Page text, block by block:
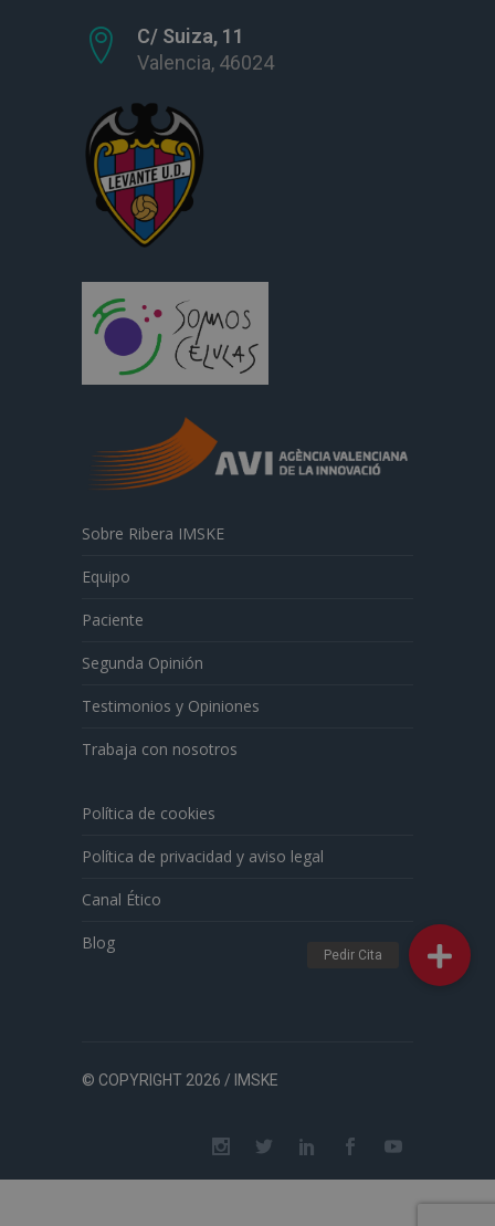
C/ Suiza, 11
Valencia, 46024
Sobre Ribera IMSKE
Equipo
Paciente
Segunda Opinión
Testimonios y Opiniones
Trabaja con nosotros
Política de cookies
Política de privacidad y aviso legal
Canal Ético
Blog
© COPYRIGHT 2026 / IMSKE